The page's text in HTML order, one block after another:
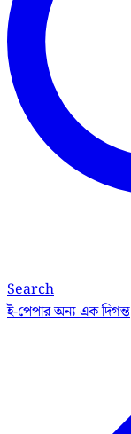
Search
ই-পেপারঅন্য এক দিগন্ত